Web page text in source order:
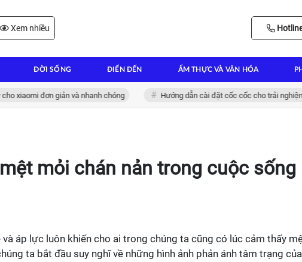
Xem nhiều
ĐỜI SỐNG ĐIỂN ĐẾN ẨM THỰC VÀ VĂN HÓA
đơn giản và nhanh chóng Hướng dẫn cài đặt cốc cốc cho trải nghiệm lướt
mỏi chán nản trong cuộc sống
áp lực luôn khiến cho ai trong chúng ta cũng có lúc cảm thấy
ta bắt đầu suy nghĩ về những hình ảnh phản ánh tâm trạng của